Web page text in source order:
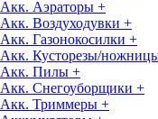
Акк. Аэраторы +
Акк. Воздуходувки +
Акк. Газонокосилки +
Акк. Кусторезы/
Акк. Пилы +
Акк. Снегоуборщики +
Акк. Триммеры +